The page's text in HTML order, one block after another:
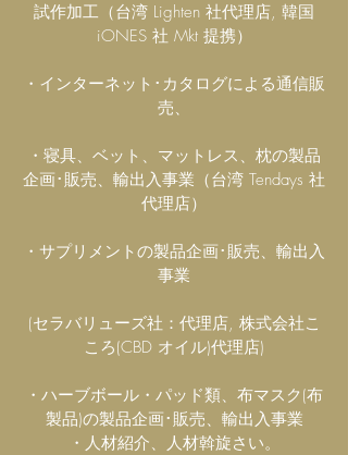
試作加工（台湾 Lighten 社代理店, 韓国
iONES 社 Mkt 提携）
・インターネット･カタログによる通信販
売、
・寝具、ベット、マットレス、枕の製品
企画･販売、輸出入事業（台湾 Tendays 社
代理店）
・サプリメントの製品企画･販売、輸出入
事業
(セラバリューズ社：代理店, 株式会社こ
ころ(CBD オイル)代理店)
・ハーブボール・パッド類、布マスク(布
製品)の製品企画･販売、輸出入事業
・人材紹介、人材斡旋さい。